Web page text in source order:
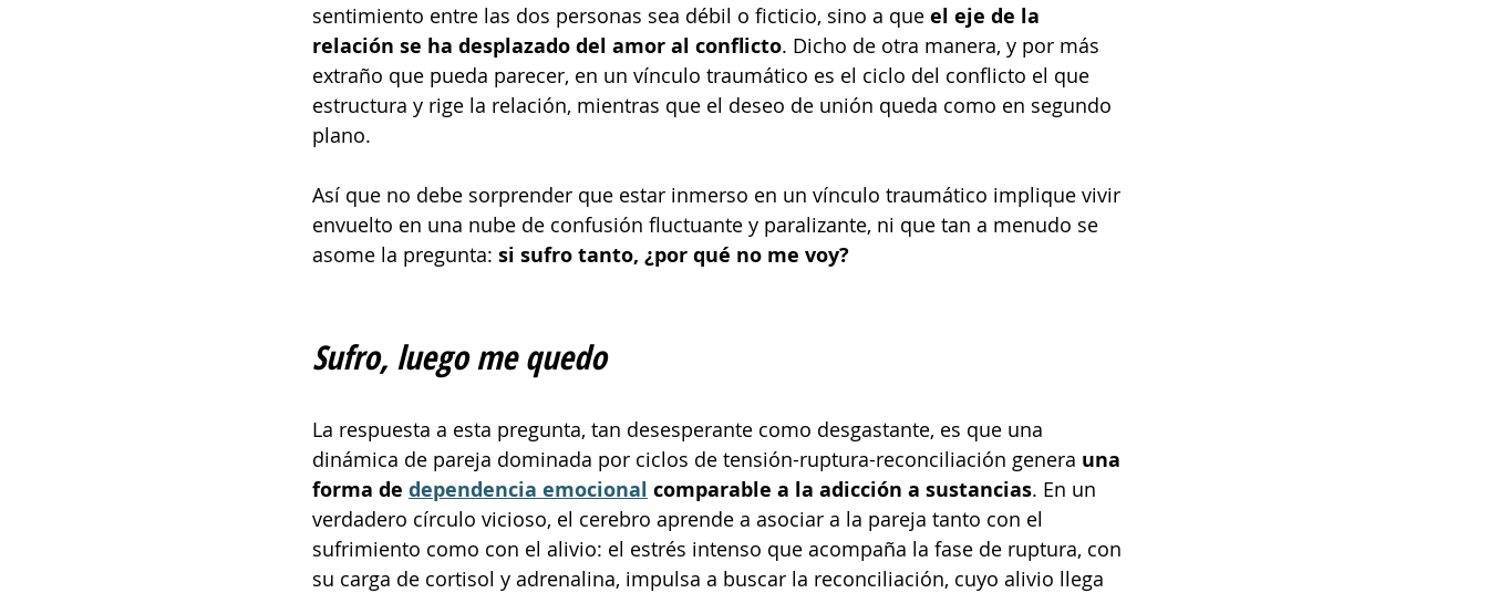
sentimiento entre las dos personas sea débil o ficticio, sino a que el eje de la
relación se ha desplazado del amor al conflicto. Dicho de otra manera, y por más
extraño que pueda parecer, en un vínculo traumático es el ciclo del conflicto el que
estructura y rige la relación, mientras que el deseo de unión queda como en segundo
plano.
Así que no debe sorprender que estar inmerso en un vínculo traumático implique vivir
envuelto en una nube de confusión fluctuante y paralizante, ni que tan a menudo se
asome la pregunta: si sufro tanto, ¿por qué no me voy?
Sufro, luego me quedo
La respuesta a esta pregunta, tan desesperante como desgastante, es que una
dinámica de pareja dominada por ciclos de tensión-ruptura-reconciliación genera una
forma de dependencia emocional comparable a la adicción a sustancias. En un
verdadero círculo vicioso, el cerebro aprende a asociar a la pareja tanto con el
sufrimiento como con el alivio: el estrés intenso que acompaña la fase de ruptura, con
su carga de cortisol y adrenalina, impulsa a buscar la reconciliación, cuyo alivio llega